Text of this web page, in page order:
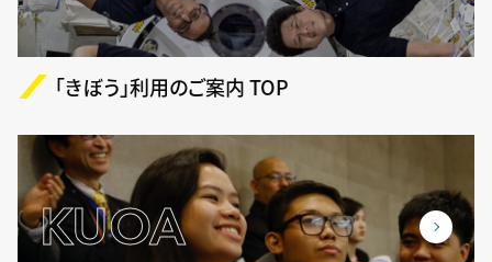
「きぼう」利用のご案内 TOP
KUOA